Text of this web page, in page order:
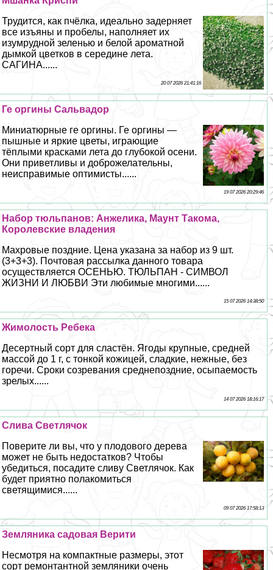
Трудится, как пчёлка, идеально задерняет
все изъяны и пробелы, наполняет их
изумрудной зеленью и белой ароматной
дымкой цветков в середине лета.
САГИНА......
20 07 2026 21:41:16
Ге opгины Сальвадор
Миниатюрные ге opгины. Ге opгины —
пышные и яркие цветы, играющие
тёплыми красками лета до глубокой осени.
Они приветливы и доброжелательны,
неисправимые оптимисты......
19 07 2026 20:29:46
Набор тюльпанов: Анжелика, Маунт Такома,
Королевские владения
Махровые поздние. Цена указана за набор из 9 шт.
(3+3+3). Почтовая рассылка данного товара
осуществляется ОСЕНЬЮ. ТЮЛЬПАН - СИМВОЛ
ЖИЗНИ И ЛЮБВИ Эти любимые многими......
15 07 2026 14:38:50
Жимолость Ребека
Десертный сорт для сластён. Ягоды крупные, средней
массой до 1 г, с тонкой кожицей, сладкие, нежные, без
горечи. Сроки созревания среднепоздние, осыпаемость
зрелых......
14 07 2026 18:16:17
Слива Светлячок
Поверите ли вы, что у плодового дерева
может не быть недостатков? Чтобы
убедиться, посадите сливу Светлячок. Как
будет приятно полакомиться
светящимися......
09 07 2026 17:58:13
Земляника садовая Верити
Несмотря на компактные размеры, этот
сорт ремонтантной земляники очень